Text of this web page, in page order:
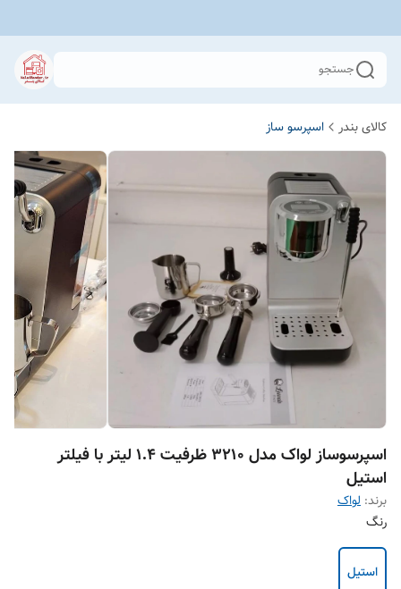
جستجو
کالای بندر اسپرسو ساز
اسپرسوساز لواک مدل 3210 ظرفیت ۱.۴ لیتر با فیلتر
استیل
برند: لواک
رنگ
استیل